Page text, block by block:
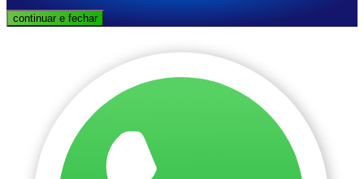
continuar e fechar